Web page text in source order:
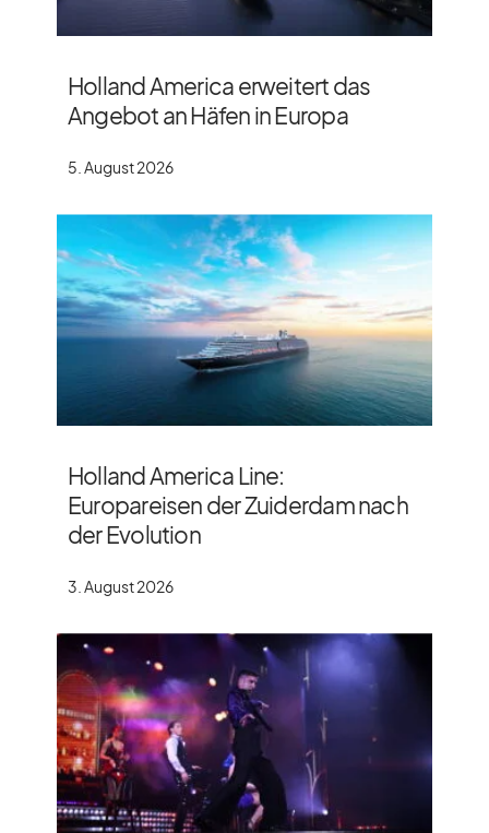
Holland America erweitert das
Angebot an Häfen in Europa
5. August 2026
Holland America Line:
Europareisen der Zuiderdam nach
der Evolution
3. August 2026